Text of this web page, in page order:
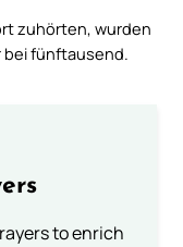
zuhörten, wurden
bei fünftausend.
to enrich